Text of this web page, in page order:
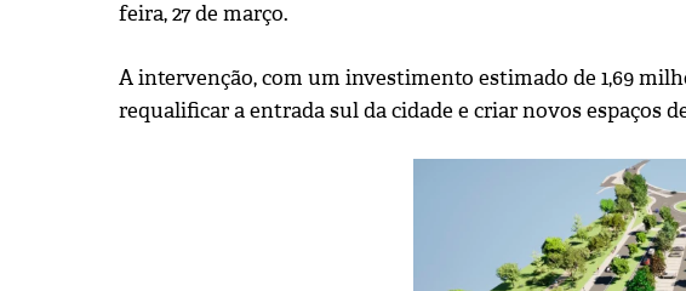
feira, 27 de março.
A intervenção, com um investimento estimado de 1,69
requalificar a entrada sul da cidade e criar novos espaços